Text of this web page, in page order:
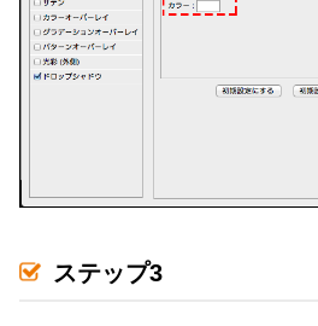
ステップ3